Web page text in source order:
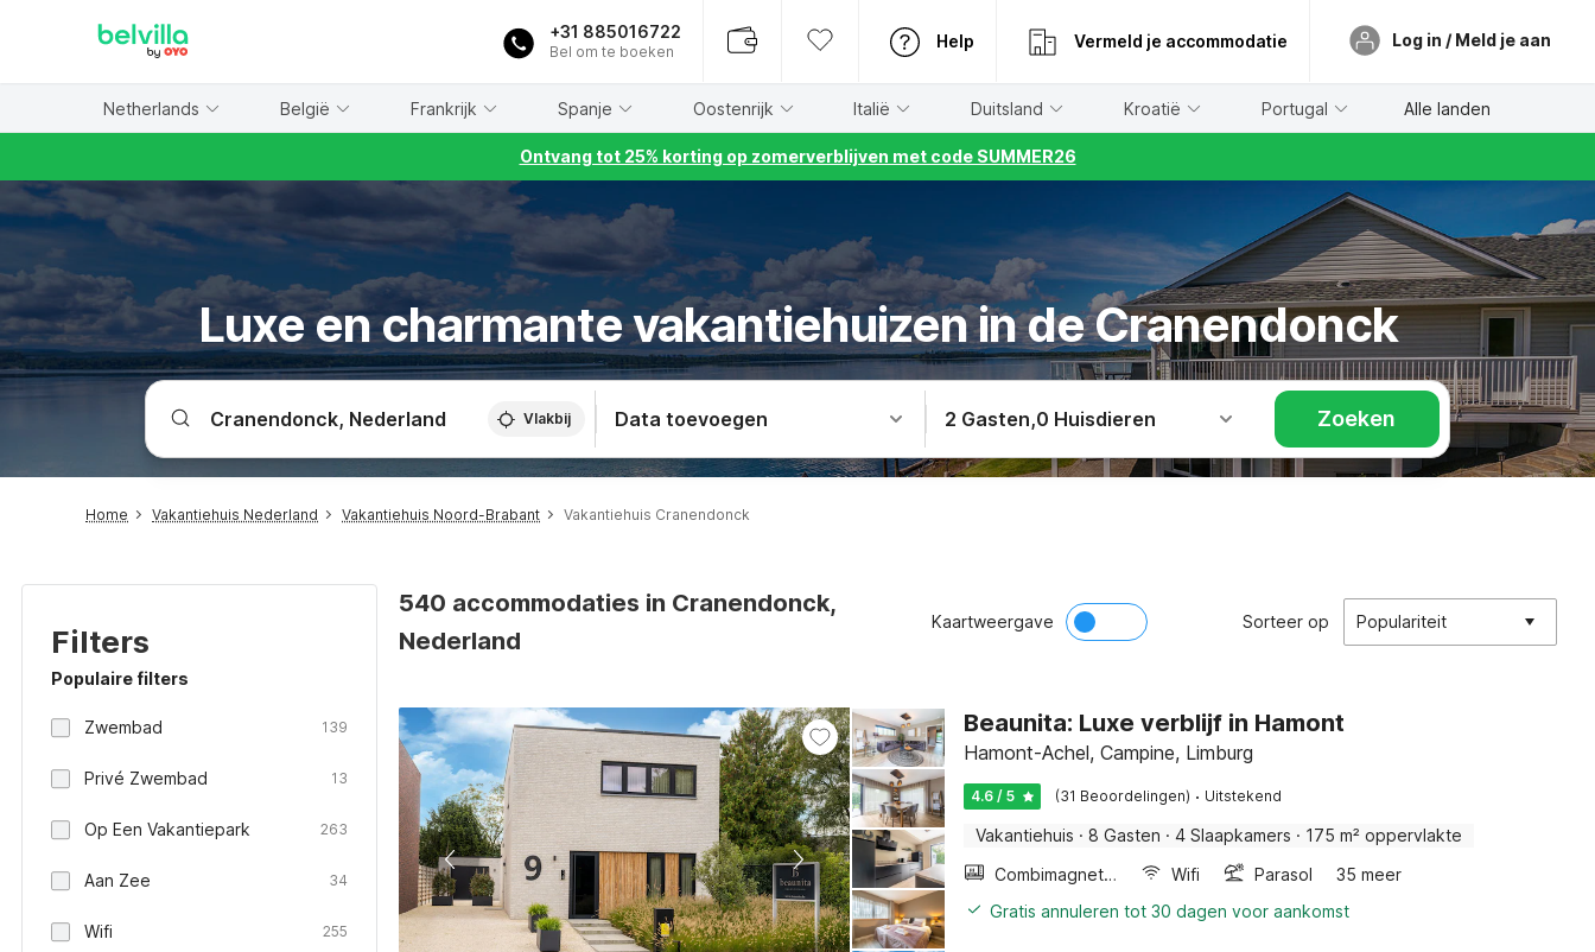
+31 885016722
Bel om te boeken
Help Vermeld je accommodatie Log in / Meld je aan
Netherlands België Frankrijk Spanje Oostenrijk Italië Duitsland Kroatië Portugal Alle landen
Ontvang tot 25% korting op zomerverblijven met code SUMMER26
Luxe en charmante vakantiehuizen in de Cranendonck
Vlakbij Data toevoegen 2 Gasten,0 Huisdieren Zoeken
Home Vakantiehuis Nederland Vakantiehuis Noord-Brabant Vakantiehuis Cranendonck
Filters
Populaire filters
Zwembad 139
Privé Zwembad 13
Op Een Vakantiepark 263
Aan Zee 34
Wifi 255
540 accommodaties in Cranendonck,
Nederland
Kaartweergave Sorteer op Populariteit
Beaunita: Luxe verblijf in Hamont
Hamont-Achel, Campine, Limburg
4.6 / 5 (31 Beoordelingen) · Uitstekend
Vakantiehuis · 8 Gasten · 4 Slaapkamers · 175 m² oppervlakte
Combimagnetron
Wifi Parasol
35 meer
Gratis annuleren tot 30 dagen voor aankomst